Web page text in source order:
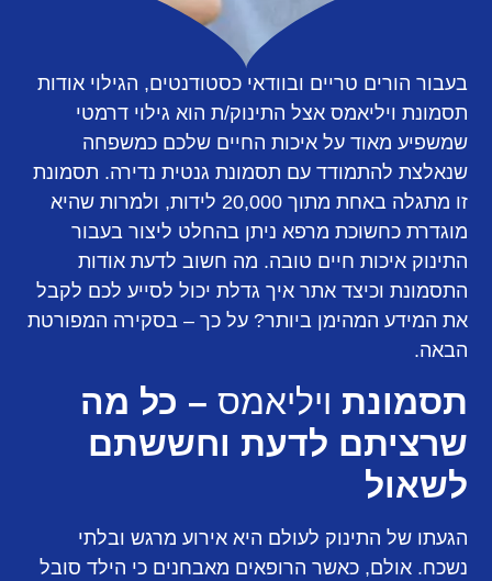
בעבור הורים טריים ובוודאי כסטודנטים, הגילוי אודות
תסמונת ויליאמס אצל התינוק/ת הוא גילוי דרמטי
שמשפיע מאוד על איכות החיים שלכם כמשפחה
שנאלצת להתמודד עם תסמונת גנטית נדירה. תסמונת
זו מתגלה באחת מתוך 20,000 לידות, ולמרות שהיא
מוגדרת כחשוכת מרפא ניתן בהחלט ליצור בעבור
התינוק איכות חיים טובה. מה חשוב לדעת אודות
התסמונת וכיצד אתר איך גדלת יכול לסייע לכם לקבל
את המידע המהימן ביותר? על כך – בסקירה המפורטת
הבאה.
תסמונת ויליאמס – כל מה
שרציתם לדעת וחששתם
לשאול
הגעתו של התינוק לעולם היא אירוע מרגש ובלתי
נשכח. אולם, כאשר הרופאים מאבחנים כי הילד סובל